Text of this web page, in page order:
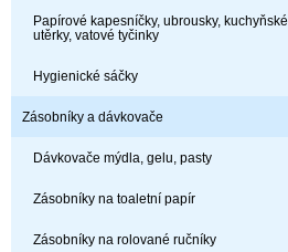
Papírové kapesníčky, ubrousky, kuchyňské
utěrky, vatové tyčinky
Hygienické sáčky
Zásobníky a dávkovače
Dávkovače mýdla, gelu, pasty
Zásobníky na toaletní papír
Zásobníky na rolované ručníky